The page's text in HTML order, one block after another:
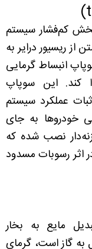
کم‌فشار سیستم
ریسیور درایر به
انبساط گرمایی
کند. این سوپاپ
عملکرد سیستم
خودروها به جای
نصب شده که
رسوبات مسدود
مایع به بخار
به گاز است، گرمای